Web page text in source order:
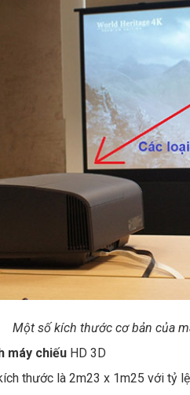
Một số kích thước cơ bản của
máy chiếu HD 3D
thước là 2m23 x 1m25 với tỷ